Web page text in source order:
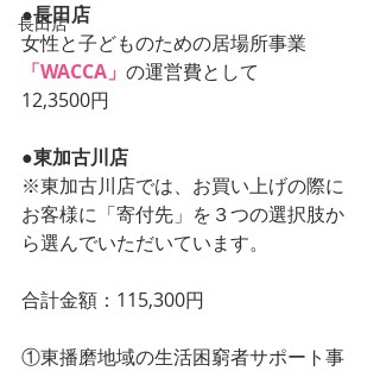
長田店
●長田店
女性と子どものための居場所事業
「WACCA」 の運営費として
12,3500円
●東加古川店
※東加古川店では、お買い上げの際に
お客様に「寄付先」を３つの選択肢か
ら選んでいただいています。
合計金額：115,300円
①東播磨地域の生活困窮者サポート事